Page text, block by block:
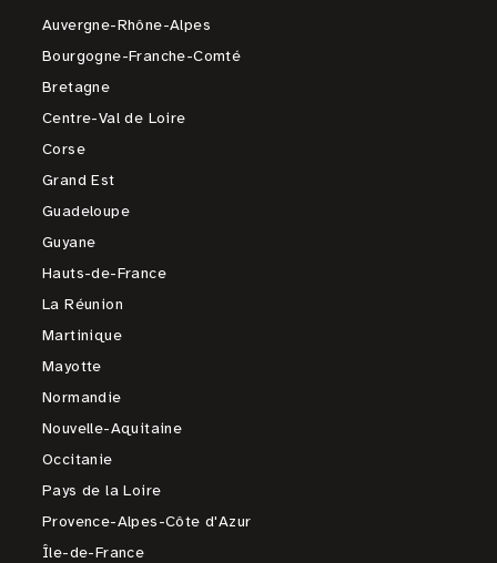
Auvergne-Rhône-Alpes
Bourgogne-Franche-Comté
Bretagne
Centre-Val de Loire
Corse
Grand Est
Guadeloupe
Guyane
Hauts-de-France
La Réunion
Martinique
Mayotte
Normandie
Nouvelle-Aquitaine
Occitanie
Pays de la Loire
Provence-Alpes-Côte d'Azur
Île-de-France